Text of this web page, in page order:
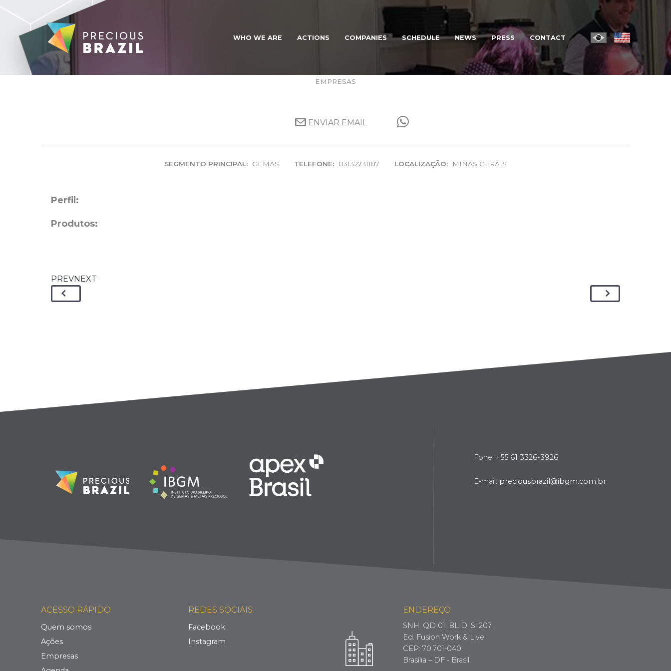
WHO WE ARE ACTIONS COMPANIES SCHEDULE NEWS PRESS CONTACT
EMPRESAS
ENVIAR EMAIL
SEGMENTO PRINCIPAL: GEMAS TELEFONE: 03132731187 LOCALIZAÇÃO: MINAS GERAIS
Perfil:
Produtos:
PREVNEXT
Fone: +55 61 3326-3926
E-mail: preciousbrazil@ibgm.com.br
ACESSO RÁPIDO
Quem somos
Ações
Empresas
REDES SOCIAIS
Facebook
Instagram
ENDEREÇO
SNH, QD 01, BL D, Sl 207.
Ed. Fusion Work & Live
CEP: 70.701-040
Brasília – DF - Brasil